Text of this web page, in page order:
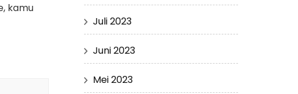
kamu
Juli 2023
Juni 2023
Mei 2023